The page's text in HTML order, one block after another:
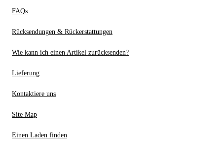
FAQs
Rücksendungen & Rückerstattungen
Wie kann ich einen Artikel zurücksenden?
Lieferung
Kontaktiere uns
Site Map
Einen Laden finden